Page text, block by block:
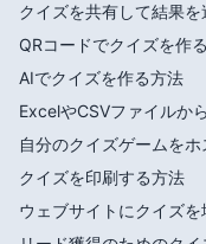
クイズを共有して結果
QRコードでクイズを作
AIでクイズを作る方法
ExcelやCSVファイルか
自分のクイズゲームを
クイズを印刷する方法
ウェブサイトにクイズ